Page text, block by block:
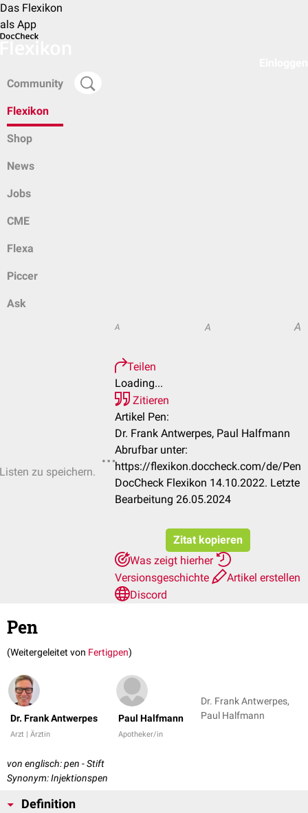
Das Flexikon
als App
Community
Flexikon
Shop
News
Jobs
CME
Flexa
Piccer
Ask
zu speichern.
A A A
Teilen
Loading...
Zitieren
Artikel Pen:
Dr. Frank Antwerpes, Paul Halfmann
Abrufbar unter:
https://flexikon.doccheck.com/de/Pen
DocCheck Flexikon 14.10.2022. Letzte
Bearbeitung 26.05.2024
Zitat kopieren
Was zeigt hierher
Versionsgeschichte
Artikel erstellen
Discord
Pen
(Weitergeleitet von Fertigpen)
Dr. Frank Antwerpes
Arzt | Ärztin
Paul Halfmann
Apotheker/in
Dr. Frank Antwerpes,
Paul Halfmann
von englisch: pen - Stift
Synonym: Injektionspen
Definition